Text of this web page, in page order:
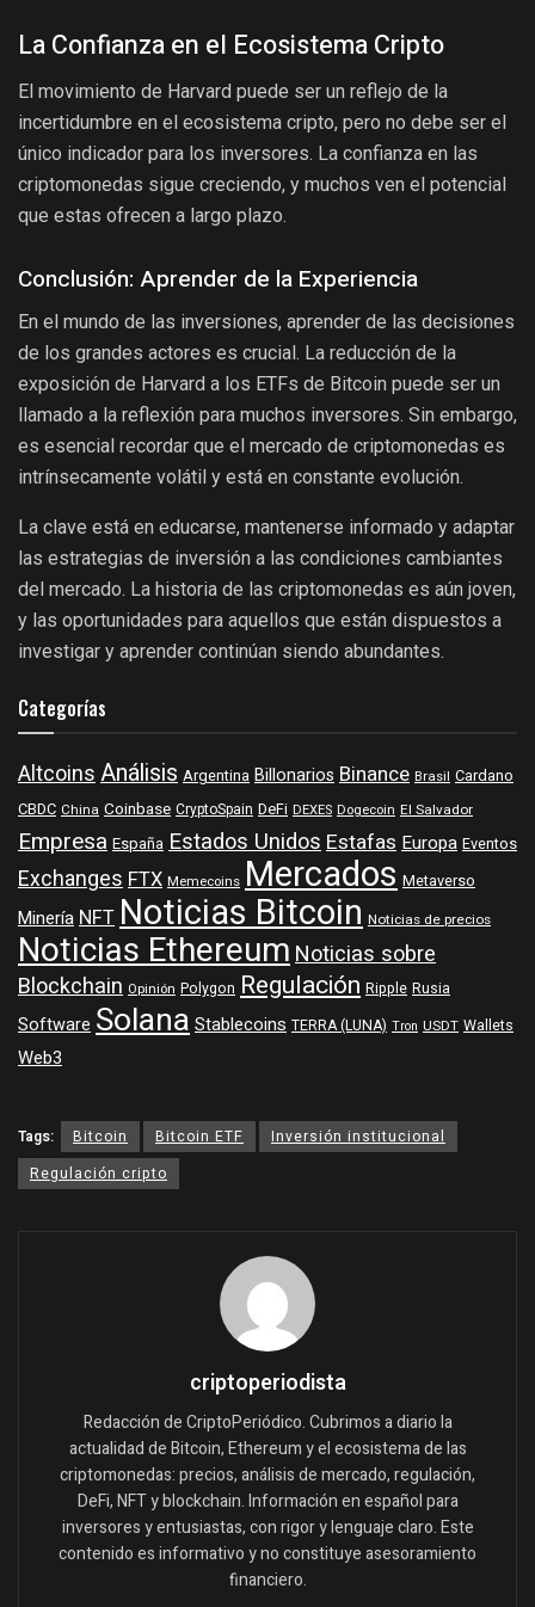
La Confianza en el Ecosistema Cripto
El movimiento de Harvard puede ser un reflejo de la
incertidumbre en el ecosistema cripto, pero no debe ser el
único indicador para los inversores. La confianza en las
criptomonedas sigue creciendo, y muchos ven el potencial
que estas ofrecen a largo plazo.
Conclusión: Aprender de la Experiencia
En el mundo de las inversiones, aprender de las decisiones
de los grandes actores es crucial. La reducción de la
exposición de Harvard a los ETFs de Bitcoin puede ser un
llamado a la reflexión para muchos inversores. Sin embargo,
es esencial recordar que el mercado de criptomonedas es
intrínsecamente volátil y está en constante evolución.
La clave está en educarse, mantenerse informado y adaptar
las estrategias de inversión a las condiciones cambiantes
del mercado. La historia de las criptomonedas es aún joven,
y las oportunidades para aquellos que están dispuestos a
investigar y aprender continúan siendo abundantes.
Categorías
AltcoinsAnálisis Argentina Billonarios Binance Brasil Cardano
CBDC China Coinbase CryptoSpain DeFi DEXES Dogecoin El Salvador
Empresa España Estados UnidosEstafasEuropa Eventos
ExchangesFTX Memecoins Mercados Metaverso
MineríaNFTNoticias Bitcoin Noticias de precios
Noticias EthereumNoticias sobre
Blockchain Opinión Polygon Regulación Ripple Rusia
Software SolanaStablecoins TERRA (LUNA) Tron USDT Wallets
Web3
Tags: Bitcoin Bitcoin ETF
Inversión institucional
Regulación cripto
criptoperiodista
Redacción de CriptoPeriódico. Cubrimos a diario la
actualidad de Bitcoin, Ethereum y el ecosistema de las
criptomonedas: precios, análisis de mercado, regulación,
DeFi, NFT y blockchain. Información en español para
inversores y entusiastas, con rigor y lenguaje claro. Este
contenido es informativo y no constituye asesoramiento
financiero.